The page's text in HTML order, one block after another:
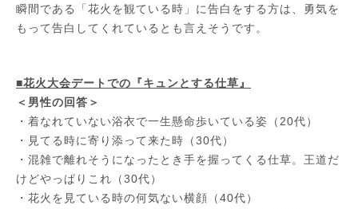
瞬間である「花火を観ている時」に告白をする方は、勇気を
もって告白してくれているとも言えそうです。
■花火大会デートでの『キュンとする仕草』
＜男性の回答＞
・着なれていない浴衣で一生懸命歩いている姿（20代）
・見てる時に寄り添って来た時（30代）
・混雑で離れそうになったとき手を握ってくる仕草。王道だ
けどやっぱりこれ（30代）
・花火を見ている時の何気ない横顔（40代）